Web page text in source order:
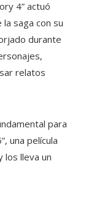
4” actuó
saga con su
durante
relatos
para
una película
los lleva un